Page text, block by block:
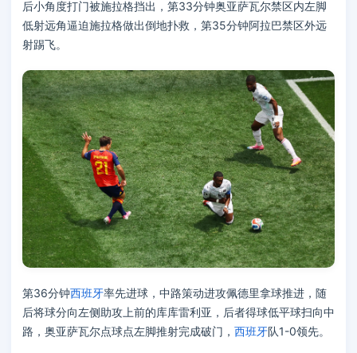
后小角度打门被施拉格挡出，第33分钟奥亚萨瓦尔禁区内左脚
低射远角逼迫施拉格做出倒地扑救，第35分钟阿拉巴禁区外远
射踢飞。
第36分钟西班牙率先进球，中路策动进攻佩德里拿球推进，随
后将球分向左侧助攻上前的库库雷利亚，后者得球低平球扫向中
路，奥亚萨瓦尔点球点左脚推射完成破门， 西班牙队1-0领先。